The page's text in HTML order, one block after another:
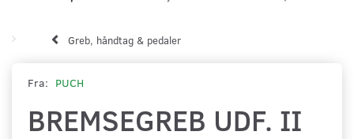
Greb, håndtag & pedaler
Fra: PUCH
BREMSEGREB UDF. II